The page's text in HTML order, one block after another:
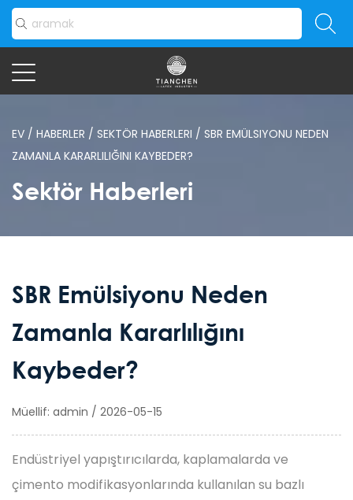
EV / HABERLER / SEKTÖR HABERLERI / SBR EMÜLSIYONU NEDEN
ZAMANLA KARARLILIĞINI KAYBEDER?
Sektör Haberleri
SBR Emülsiyonu Neden
Zamanla Kararlılığını
Kaybeder?
Müellif: admin / 2026-05-15
Endüstriyel yapıştırıcılarda, kaplamalarda ve
çimento modifikasyonlarında kullanılan su bazlı